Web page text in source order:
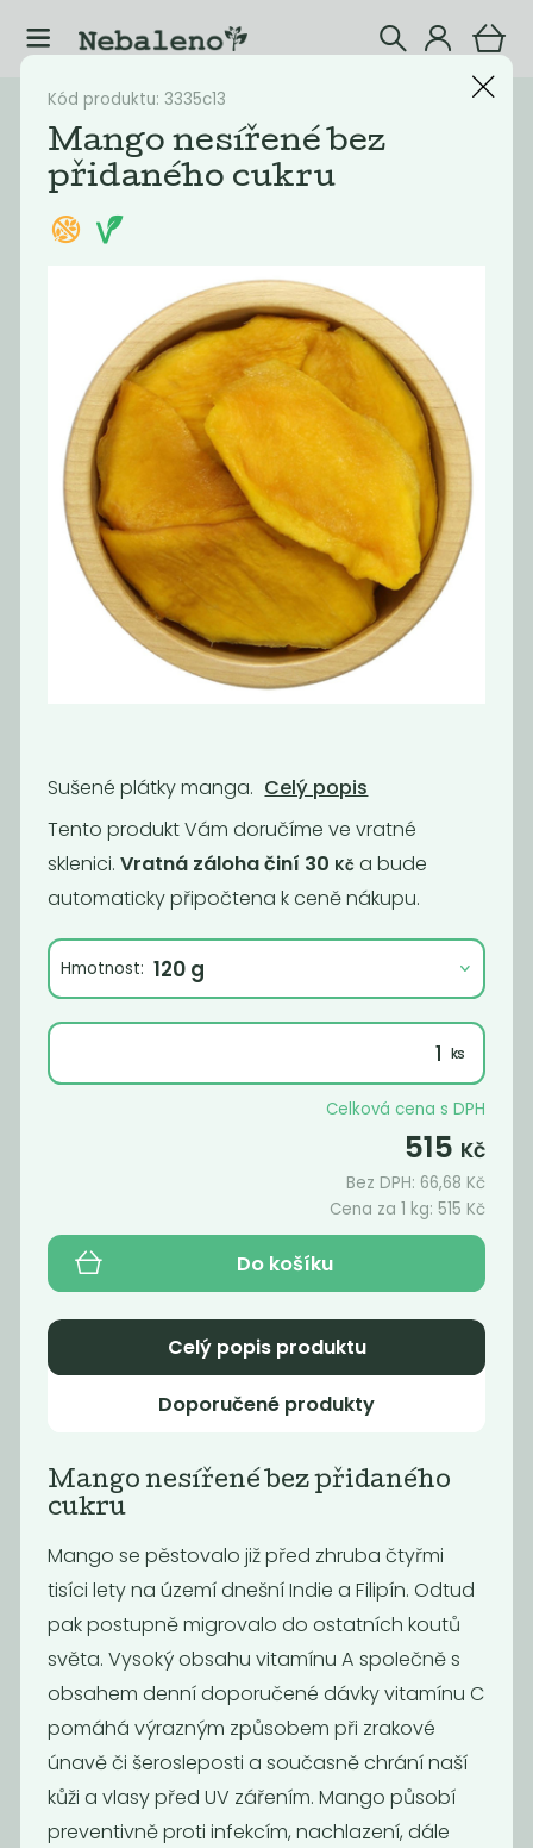
Katalog Potraviny
Filtrovat produkty
Bio sušený
ananas kousky
/ Kg
Bio banánové
chipsy
169Kč/ Kg
Datle čerstvé
Medjoul
Bio sušené fíky
čínská (goji)
Jablka křížaly
jablečnou
šťávou
Kód produktu: 3335c13
Mango nesířené bez
přidaného cukru
Sušené plátky manga. Celý popis
Tento produkt Vám doručíme ve vratné
sklenici. Vratná záloha činí 30 Kč a bude
automaticky připočtena k ceně nákupu.
Hmotnost:
Celková cena s DPH
515 Kč
Bez DPH: 66,68 Kč
Cena za 1 kg: 515 Kč
Do košíku
Celý popis produktu
Doporučené produkty
Mango nesířené bez přidaného
cukru
Mango se pěstovalo již před zhruba čtyřmi
tisíci lety na území dnešní Indie a Filipín. Odtud
pak postupně migrovalo do ostatních koutů
světa. Vysoký obsahu vitamínu A společně s
obsahem denní doporučené dávky vitamínu C
pomáhá výrazným způsobem při zrakové
únavě či šerosleposti a současně chrání naší
kůži a vlasy před UV zářením. Mango působí
preventivně proti infekcím, nachlazení, dále